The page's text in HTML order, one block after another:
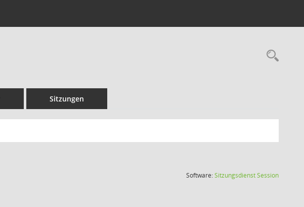
Sitzungen
Software:SitzungsdienstSession(Wird in